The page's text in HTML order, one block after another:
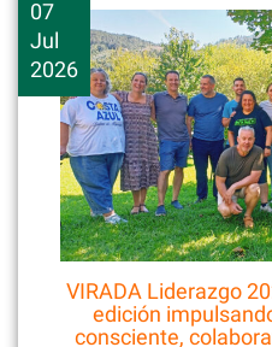
07
Jul
2026
VIRADA Liderazgo
edición
consciente,